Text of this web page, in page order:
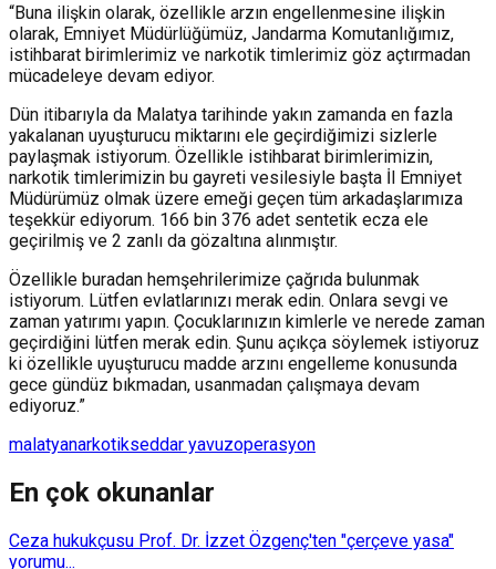
“Buna ilişkin olarak, özellikle arzın engellenmesine ilişkin
olarak, Emniyet Müdürlüğümüz, Jandarma Komutanlığımız,
istihbarat birimlerimiz ve narkotik timlerimiz göz açtırmadan
mücadeleye devam ediyor.
Dün itibarıyla da Malatya tarihinde yakın zamanda en fazla
yakalanan uyuşturucu miktarını ele geçirdiğimizi sizlerle
paylaşmak istiyorum. Özellikle istihbarat birimlerimizin,
narkotik timlerimizin bu gayreti vesilesiyle başta İl Emniyet
Müdürümüz olmak üzere emeği geçen tüm arkadaşlarımıza
teşekkür ediyorum. 166 bin 376 adet sentetik ecza ele
geçirilmiş ve 2 zanlı da gözaltına alınmıştır.
Özellikle buradan hemşehrilerimize çağrıda bulunmak
istiyorum. Lütfen evlatlarınızı merak edin. Onlara sevgi ve
zaman yatırımı yapın. Çocuklarınızın kimlerle ve nerede zaman
geçirdiğini lütfen merak edin. Şunu açıkça söylemek istiyoruz
ki özellikle uyuşturucu madde arzını engelleme konusunda
gece gündüz bıkmadan, usanmadan çalışmaya devam
ediyoruz.”
malatyanarkotikseddar yavuzoperasyon
En çok okunanlar
Ceza hukukçusu Prof. Dr. İzzet Özgenç'ten "çerçeve yasa"
yorumu...